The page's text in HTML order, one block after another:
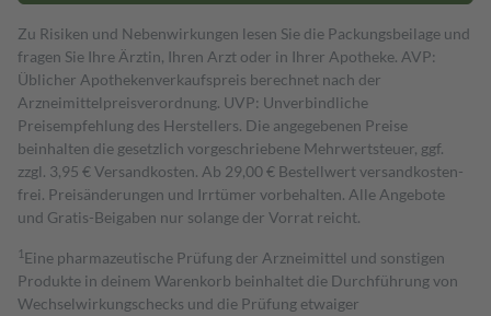
Zu Risiken und Nebenwirkungen lesen Sie die Packungsbeilage und
fragen Sie Ihre Ärztin, Ihren Arzt oder in Ihrer Apotheke. AVP:
Üblicher Apothekenverkaufspreis berechnet nach der
Arzneimittelpreisverordnung. UVP: Unverbindliche
Preisempfehlung des Herstellers. Die angegebenen Preise
beinhalten die gesetzlich vorgeschriebene Mehrwertsteuer, ggf.
zzgl. 3,95 € Versandkosten. Ab 29,00 € Bestell­wert versand­kosten­
frei. Preisänderungen und Irrtümer vorbehalten. Alle Angebote
und Gratis-Beigaben nur solange der Vorrat reicht.
1 Eine pharmazeutische Prüfung der Arzneimittel und sonstigen
Produkte in deinem Warenkorb beinhaltet die Durchführung von
Wechselwirkungschecks und die Prüfung etwaiger